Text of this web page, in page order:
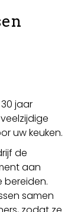
jaar
uw keuken.
de
aan
samen